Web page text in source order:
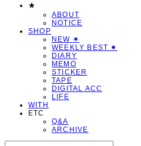
★
ABOUT
NOTICE
SHOP
NEW ✷
WEEKLY BEST ✷
DIARY
MEMO
STICKER
TAPE
DIGITAL ACC
LIFE
WITH
ETC
Q&A
ARCHIVE